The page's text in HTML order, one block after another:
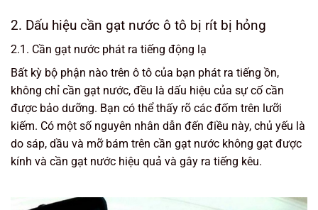
2. Dấu hiệu cần gạt nước ô tô bị rít bị hỏng
2.1. Cần gạt nước phát ra tiếng động lạ
Bất kỳ bộ phận nào trên ô tô của bạn phát ra tiếng ồn,
không chỉ cần gạt nước, đều là dấu hiệu của sự cố cần
được bảo dưỡng. Bạn có thể thấy rõ các đốm trên lưỡi
kiếm. Có một số nguyên nhân dẫn đến điều này, chủ yếu là
do sáp, dầu và mỡ bám trên cần gạt nước không gạt được
kính và cần gạt nước hiệu quả và gây ra tiếng kêu.